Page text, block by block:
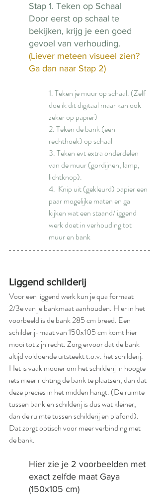
Stap 1. Teken op Schaal
Door eerst op schaal te
bekijken, krijg je een goed
gevoel van verhouding.
(Liever meteen visueel zien?
Ga dan naar Stap 2)
1. Teken je muur op schaal. (Zelf
doe ik dit digitaal maar kan ook
zeker op papier)
2. Teken de bank (een
rechthoek) op schaal
3. Teken evt extra onderdelen
van de muur (gordijnen, lamp,
lichtknop).
4.  Knip uit (gekleurd) papier een
paar mogelijke maten en ga
kijken wat een staand/liggend
werk doet in verhouding tot
muur en bank
Liggend schilderij
Voor een liggend werk kun je qua formaat
2/3e van je bankmaat aanhouden. Hier in het
voorbeeld is de bank 285 cm breed. Een
schilderij-maat van 150x105 cm komt hier
mooi tot zijn recht. Zorg ervoor dat de bank
altijd voldoende uitsteekt t.o.v. het schilderij.
Het is vaak mooier om het schilderij in hoogte
iets meer richting de bank te plaatsen, dan dat
deze precies in het midden hangt. (De ruimte
tussen bank en schilderij is dus wat kleiner,
dan de ruimte tussen schilderij en plafond).
Dat zorgt optisch voor meer verbinding met
de bank.
Hier zie je 2 voorbeelden met
exact zelfde maat Gaya
(150x105 cm)